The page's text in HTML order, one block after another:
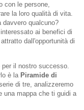
con le persone,
la loro qualità di vita.
qualcuno?
ai benefici di
dall'opportunità di
per il nostro successo.
è la Piramide di
di tre, analizzeremo
una mappa che ti guidi a